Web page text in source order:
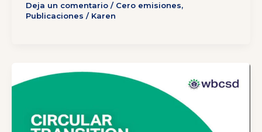
Deja un comentario / Cero emisiones,
Publicaciones / Karen